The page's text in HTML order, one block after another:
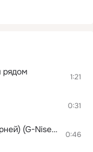
рядом 1:21
0:31
Звонок на телефон (на звонки парней) (G-Nise ft. RoB and Lil Press and Fal'sh A.K. - Ты ушла не попрощавшись) 0:46